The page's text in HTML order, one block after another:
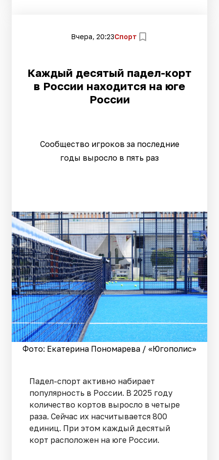
Вчера, 20:23Спорт
Каждый десятый падел-корт
в России находится на юге
России
Сообщество игроков за последние
годы выросло в пять раз
Фото: Екатерина Пономарева / «Югополис»
Падел-спорт активно набирает
популярность в России. В 2025 году
количество кортов выросло в четыре
раза. Сейчас их насчитывается 800
единиц. При этом каждый десятый
корт расположен на юге России.